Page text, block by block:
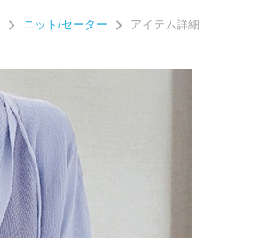
ニット/セーター アイテム詳細